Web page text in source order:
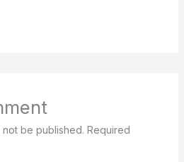
not be published. Required